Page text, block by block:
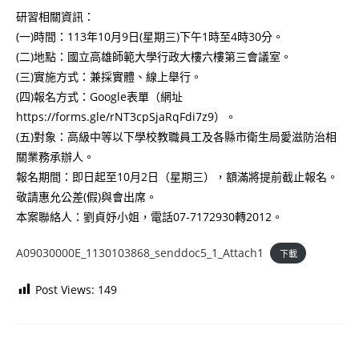
研習相關資訊：
(一)時間：113年10月9日(星期三)下午1時至4時30分。
(二)地點：國立高雄師範大學行政大樓六樓第三會議室。
(三)實施方式：兼採實體、線上舉行。
(四)報名方式：Google表單（網址
https://forms.gle/rNT3cpSjaRqFdi7z9）。
(五)對象：高級中等以下學校教職員工及各縣市衛生局愛滋防治相
關業務承辦人。
報名期間：即日起至10月2日（星期三），額滿將提前截止報名。
敬請惠允公差(假)與會出席。
本案聯絡人：劉貞妤小姐，電話07-7172930轉2012。
A09030000E_1130103868_senddoc5_1_Attach1 下載
Post Views: 149